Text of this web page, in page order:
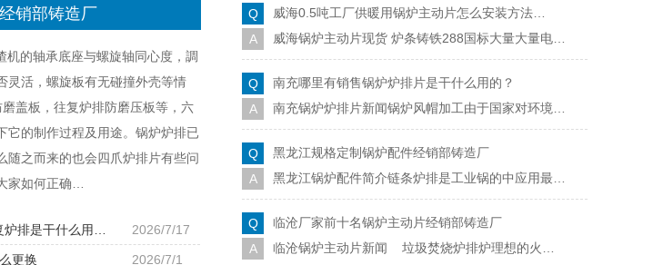
销部铸造厂
的轴承底座与螺旋轴同心度，調
灵活，螺旋板有无碰撞外壳等情
盖板，往复炉排防磨压板等，六
它的制作过程及用途。锅炉炉排已
随之而来的也会四爪炉排片有些问
家如何正确…
排是干什么用… 2026/7/17
更换 2026/7/1
Q
威海0.5吨工厂供暖用锅炉主动片怎么安装方法…
A
威海锅炉主动片现货 炉条铸铁288国标大量大量电…
Q
南充哪里有销售锅炉炉排片是干什么用的？
A
南充锅炉炉排片新闻锅炉风帽加工由于国家对环境…
Q
黑龙江规格定制锅炉配件经销部铸造厂
A
黑龙江锅炉配件简介链条炉排是工业锅的中应用最…
Q
临沧厂家前十名锅炉主动片经销部铸造厂
A
临沧锅炉主动片新闻 垃圾焚烧炉排炉理想的火…